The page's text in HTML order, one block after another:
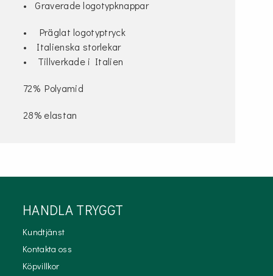
• Graverade logotypknappar
• Präglat logotyptryck
• Italienska storlekar
• Tillverkade i Italien
72% Polyamid
28% elastan
HANDLA TRYGGT
Kundtjänst
Kontakta oss
Köpvillkor